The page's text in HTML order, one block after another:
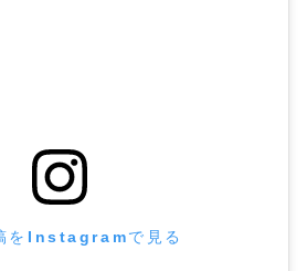
をInstagramで見る